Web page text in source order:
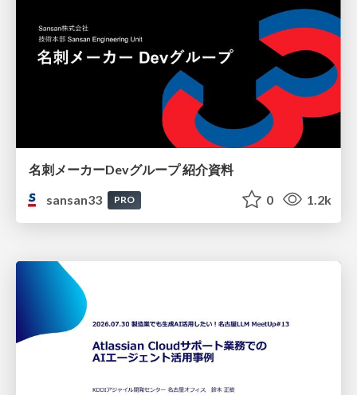
名刺メーカーDevグループ 紹介資料
sansan33
PRO 0 1.2k